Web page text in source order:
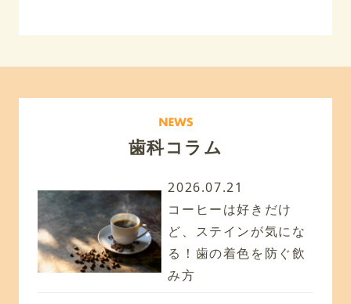
歯科コラム
2026.07.21
コーヒーは好きだけ
ど、ステインが気にな
る！歯の着色を防ぐ飲
み方